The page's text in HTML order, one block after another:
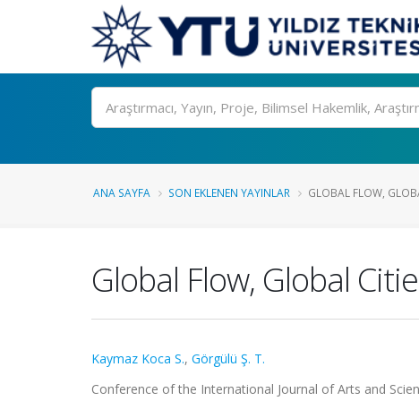
Ara
ANA SAYFA SON EKLENEN YAYINLAR GLOBAL FLOW,
Global Flow, Global
Kaymaz Koca S., Görgülü Ş. T.
Conference of the International Journal of Arts and